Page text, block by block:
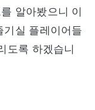
알아봤으니 이
실 플레이어들
도록 하겠습니